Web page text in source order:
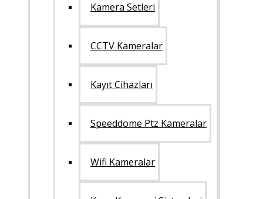
Kamera Setleri
CCTV Kameralar
Kayıt Cihazları
Speeddome Ptz Kameralar
Wifi Kameralar